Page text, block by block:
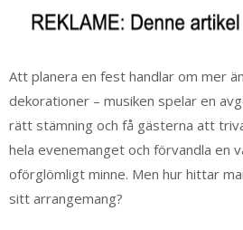
Att planera en fest handlar om mer
dekorationer – musiken spelar en
rätt stämning och få gästerna att
hela evenemanget och förvandla en
oförglömligt minne. Men hur hittar
sitt arrangemang?